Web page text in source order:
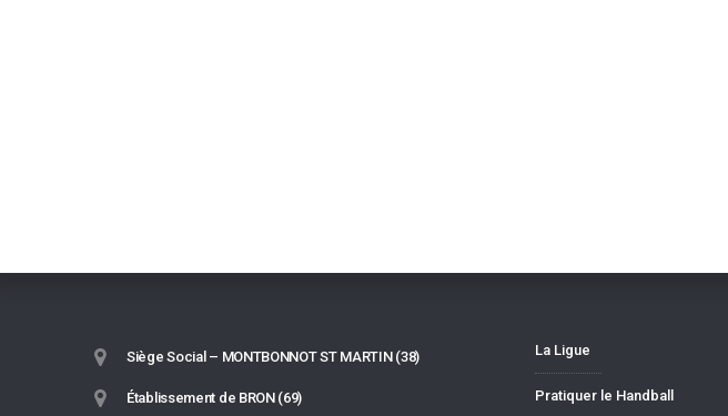
Siège Social – MONTBONNOT ST MARTIN (38)
Établissement de BRON (69)
La Ligue
Pratiquer le Handball